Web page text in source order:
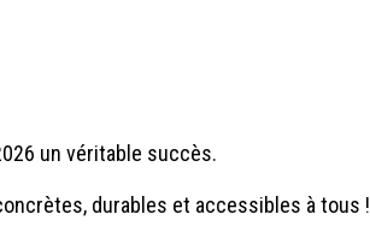
un véritable succès.
durables et accessibles à tous !